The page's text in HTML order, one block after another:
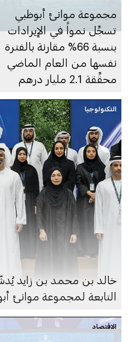
مجموعة موانئ أبوظبي
تسجِّل نمواً في الإيرادات
بنسبة 66% مقارنة بالفترة
نفسها من العام الماضي
محقِّقة 2.1 مليار درهم
2023
التكنولوجيا
خالد بن محمد بن زايد
التابعة لمجموعة موانئ
الاقتصاد